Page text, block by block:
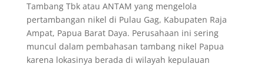
Tambang Tbk atau ANTAM yang mengelola
pertambangan nikel di Pulau Gag, Kabupaten Raja
Ampat, Papua Barat Daya. Perusahaan ini sering
muncul dalam pembahasan tambang nikel Papua
karena lokasinya berada di wilayah kepulauan